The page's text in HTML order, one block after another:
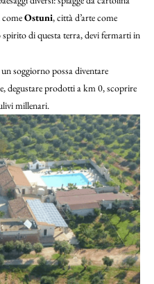
Ostuni, città d’arte come
di questa terra, devi fermarti in
soggiorno possa diventare
degustare prodotti a km 0, scoprire
millenari.